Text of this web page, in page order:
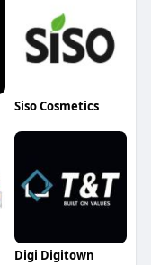
Siso Cosmetics
Digi Digitown